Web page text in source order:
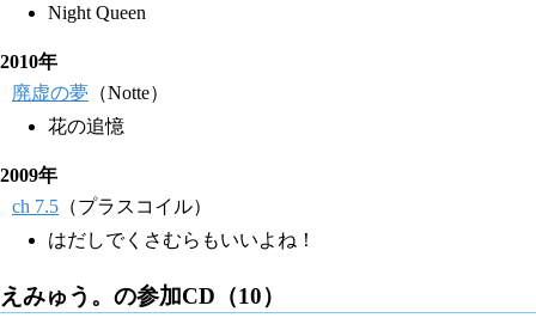
Night Queen
2010年
廃虚の夢 （Notte）
花の追憶
2009年
ch 7.5 （プラスコイル）
はだしでくさむらもいいよね！
えみゅう。の参加CD（10）